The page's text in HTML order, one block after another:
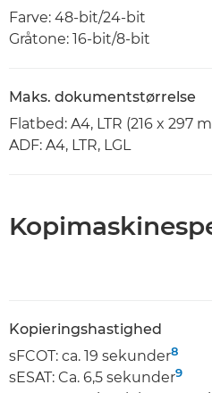
Farve: 48-bit/24-bit
Gråtone: 16-bit/8-bit
Maks. dokumentstørrelse
Flatbed: A4, LTR (216 x 297
ADF: A4, LTR, LGL
Kopieringshastighed
sFCOT: ca. 19 sekunder8
sESAT: Ca. 6,5 sekunder9